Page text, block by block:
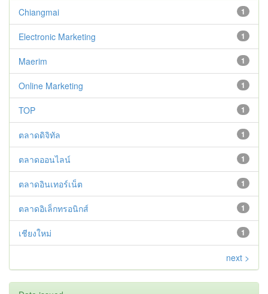
1
Chiangmai
1
Electronic Marketing
1
Maerim
1
Online Marketing
1
TOP
1
ตลาดดิจิทัล
1
ตลาดออนไลน์
1
ตลาดอินเทอร์เน็ต
1
ตลาดอิเล็กทรอนิกส์
1
เชียงใหม่
next >